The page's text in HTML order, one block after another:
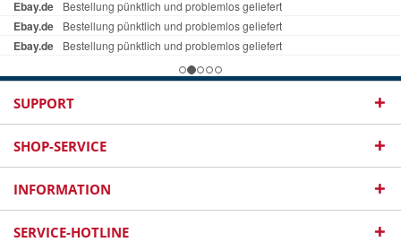
SUPPORT
SHOP-SERVICE
INFORMATION
SERVICE-HOTLINE